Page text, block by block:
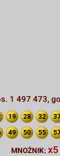
1 497 473,
19 28 32
49 50 55
MNOŻNIK: x5